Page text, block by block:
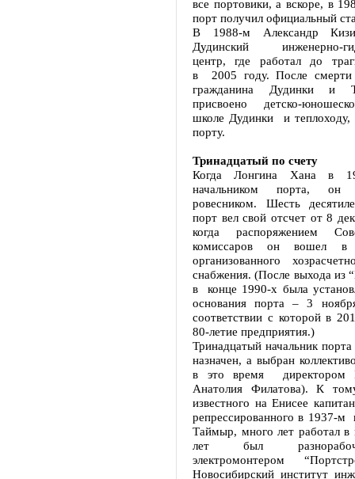
все портовики, а вскоре, в
порт получил официальный
В 1988-м Александр
Дудинский инженерно-
центр, где работал до
в 2005 году. После смерти
гражданина Дудинки и
присвоено детско-
школе Дудинки и
порту.
Тринадцатый по счету
Когда Лонгина Хана в
начальником порта, он
ровесником. Шесть
порт вел свой отсчет от 8
когда распоряжением
комиссаров он вошел в
организованного
снабжения. (После выхода из
в конце 1990-х была
основания порта – 3
соответствии с которой в
80-летие предприятия.)
Тринадцатый начальник
назначен, а выбран
в это время директором
Анатолия Филатова). К
известного на Енисее
репрессированного в 1937-м
Таймыр, много лет работал
лет был
электромонтером
Новосибирский институт